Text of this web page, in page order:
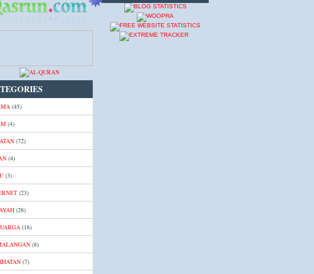
(45)
(4)
(72)
(4)
(3)
(23)
(28)
(18)
(8)
(7)